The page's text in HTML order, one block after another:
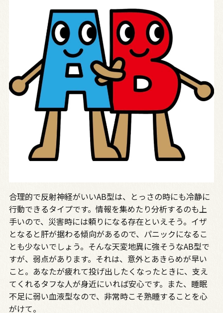
合理的で反射神経がいいAB型は、とっさの時にも冷静に
行動できるタイプです。情報を集めたり分析するのも上
手いので、災害時には頼りになる存在といえそう。イザ
となると肝が据わる傾向があるので、パニックになるこ
とも少ないでしょう。そんな天変地異に強そうなAB型で
すが、弱点があります。それは、意外とあきらめが早い
こと。あなたが疲れて投げ出したくなったときに、支え
てくれるタフな人が身近にいれば安心です。また、睡眠
不足に弱い血液型なので、非常時こそ熟睡することを心
がけて。